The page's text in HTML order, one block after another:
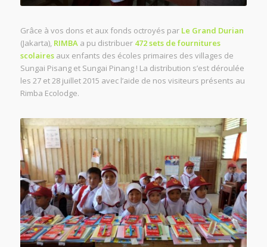
Grâce à vos dons et aux fonds octroyés par Le Grand Durian
(Jakarta), RIMBAa pu distribuer 472 sets de fournitures
scolairesaux enfants des écoles primaires des villages de
Sungai Pisang et Sungai Pinang ! La distribution s’est déroulée
les 27 et 28 juillet 2015 avec l’aide de nos visiteurs présents au
Rimba Ecolodge.